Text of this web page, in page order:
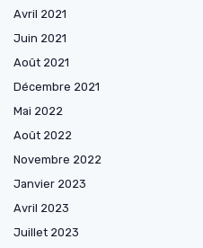
Avril 2021
Juin 2021
Août 2021
Décembre 2021
Mai 2022
Août 2022
Novembre 2022
Janvier 2023
Avril 2023
Juillet 2023